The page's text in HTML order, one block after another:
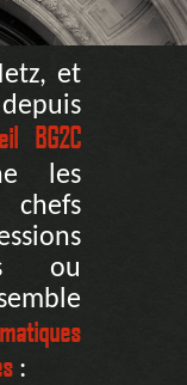
et
BG2C
les
ou
: